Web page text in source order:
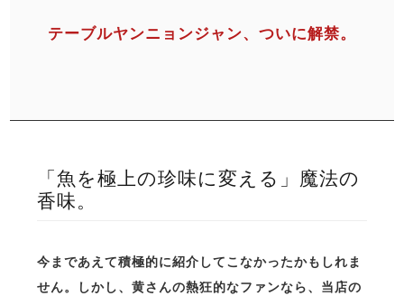
テーブルヤンニョンジャン、ついに解禁。
「魚を極上の珍味に変える」魔法の
香味。
今まであえて積極的に紹介してこなかったかもしれま
せん。しかし、黄さんの熱狂的なファンなら、当店の